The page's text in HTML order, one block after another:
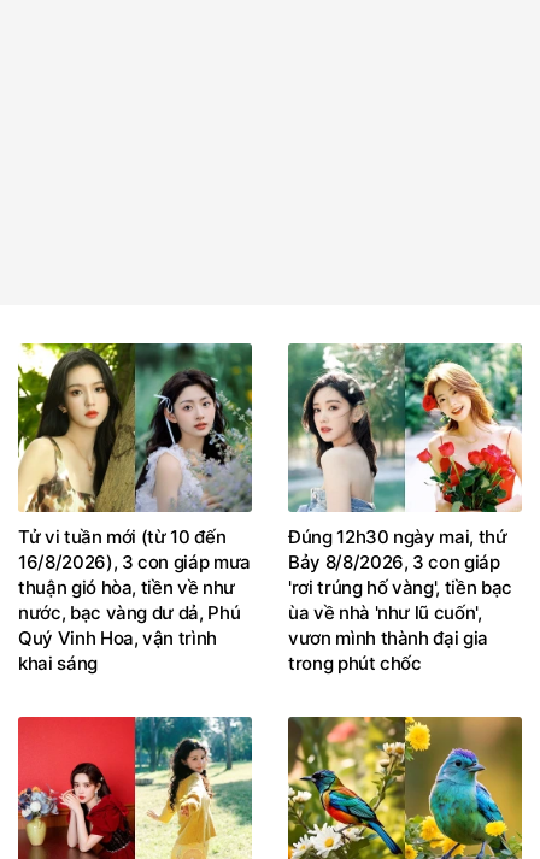
Tử vi tuần mới (từ 10 đến
16/8/2026), 3 con giáp mưa
thuận gió hòa, tiền về như
nước, bạc vàng dư dả, Phú
Quý Vinh Hoa, vận trình
khai sáng
Đúng 12h30 ngày mai, thứ
Bảy 8/8/2026, 3 con giáp
'rơi trúng hố vàng', tiền bạc
ùa về nhà 'như lũ cuốn',
vươn mình thành đại gia
trong phút chốc